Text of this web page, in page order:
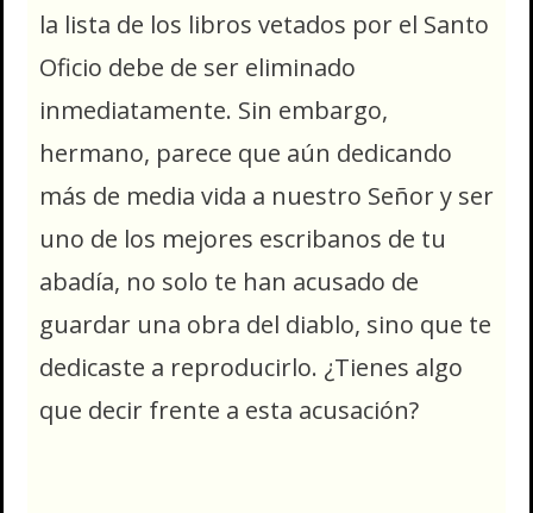
la lista de los libros vetados por el Santo
Oficio debe de ser eliminado
inmediatamente. Sin embargo,
hermano, parece que aún dedicando
más de media vida a nuestro Señor y ser
uno de los mejores escribanos de tu
abadía, no solo te han acusado de
guardar una obra del diablo, sino que te
dedicaste a reproducirlo. ¿Tienes algo
que decir frente a esta acusación?